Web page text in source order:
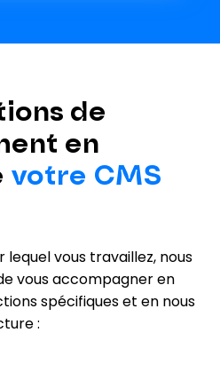
de
en
votre CMS
lequel vous travaillez, nous
vous accompagner en
spécifiques et en nous
: